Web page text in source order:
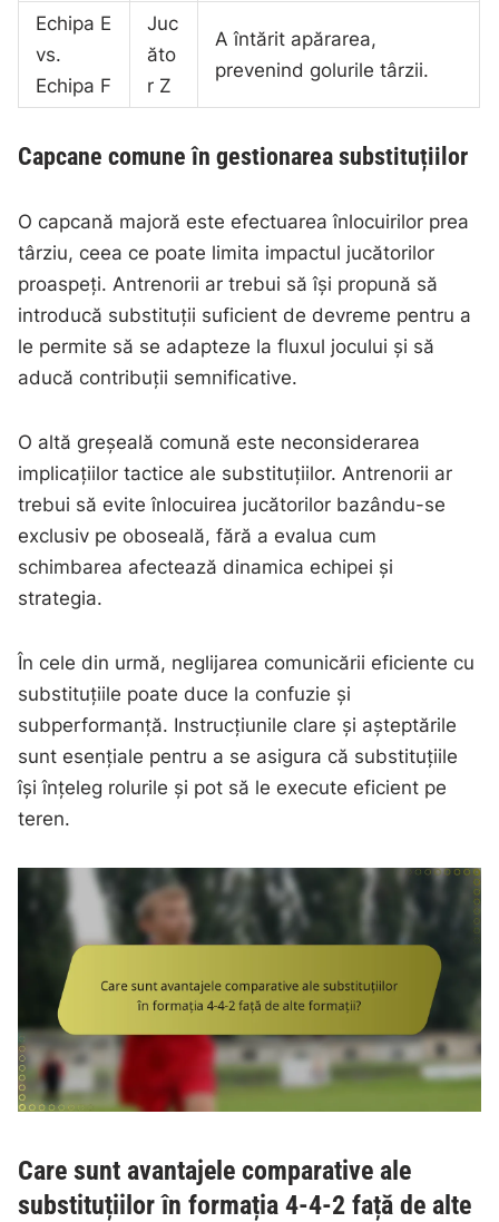
Echipa E
vs.
Echipa F
Juc
ăto
r Z
A întărit apărarea,
prevenind golurile târzii.
Capcane comune în gestionarea substituțiilor
O capcană majoră este efectuarea înlocuirilor prea
târziu, ceea ce poate limita impactul jucătorilor
proaspeți. Antrenorii ar trebui să își propună să
introducă substituții suficient de devreme pentru a
le permite să se adapteze la fluxul jocului și să
aducă contribuții semnificative.
O altă greșeală comună este neconsiderarea
implicațiilor tactice ale substituțiilor. Antrenorii ar
trebui să evite înlocuirea jucătorilor bazându-se
exclusiv pe oboseală, fără a evalua cum
schimbarea afectează dinamica echipei și
strategia.
În cele din urmă, neglijarea comunicării eficiente cu
substituțiile poate duce la confuzie și
subperformanță. Instrucțiunile clare și așteptările
sunt esențiale pentru a se asigura că substituțiile
își înțeleg rolurile și pot să le execute eficient pe
teren.
Care sunt avantajele comparative ale
substituțiilor în formația 4-4-2 față de alte